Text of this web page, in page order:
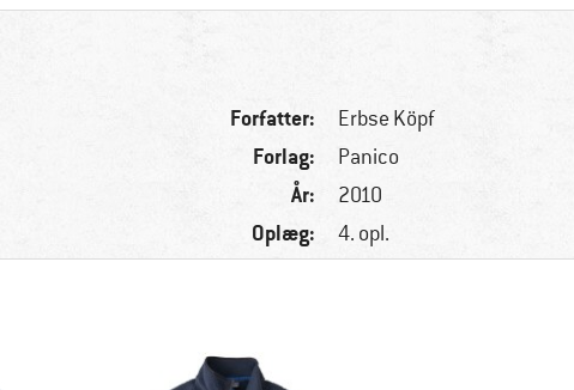
Forfatter: Erbse Köpf
Forlag: Panico
År: 2010
Oplæg: 4. opl.